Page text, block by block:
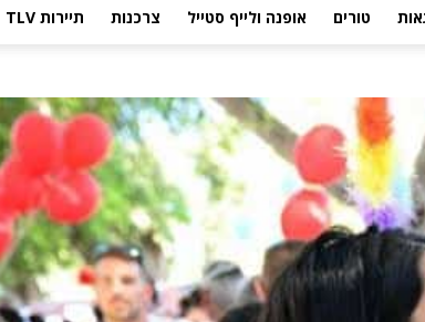
טורים אופנה ולייף סטייל צרכנות תיירות TLV